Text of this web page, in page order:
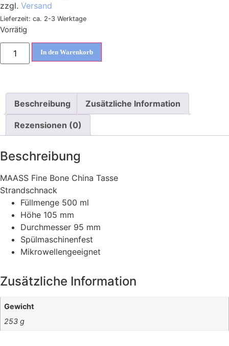
zzgl. Versand
Lieferzeit: ca. 2-3 Werktage
Vorrätig
In den Warenkorb
Beschreibung Zusätzliche Information
Rezensionen (0)
Beschreibung
MAASS Fine Bone China Tasse
Strandschnack
Füllmenge 500 ml
Höhe 105 mm
Durchmesser 95 mm
Spülmaschinenfest
Mikrowellengeeignet
Zusätzliche Information
Gewicht
253 g